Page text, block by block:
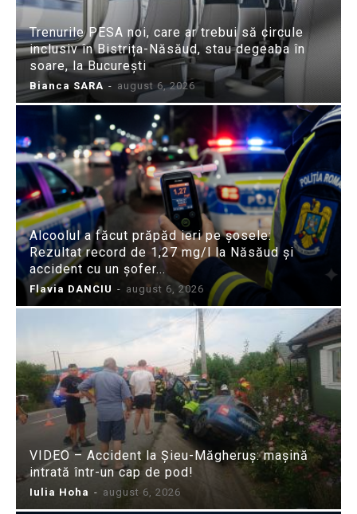
Trenurile PESA noi, care ar trebui să circule
inclusiv în Bistrița-Năsăud, stau degeaba în
soare, la București
Bianca SARA - august 6, 2026
Alcoolul a făcut prăpăd ieri pe șosele:
Rezultat record de 1,27 mg/l la Năsăud și
accident cu un șofer...
Flavia DANCIU - august 6, 2026
VIDEO – Accident la Șieu-Măgheruș: mașină
intrată într-un cap de pod!
Iulia Hoha - august 6, 2026